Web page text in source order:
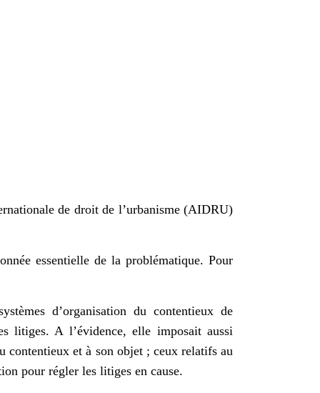
de droit de l’urbanisme (AIDRU)
essentielle de la problématique. Pour
d’organisation du contentieux de
litiges. A l’évidence, elle imposait aussi
contentieux et à son objet ; ceux relatifs au
pour régler les litiges en cause.